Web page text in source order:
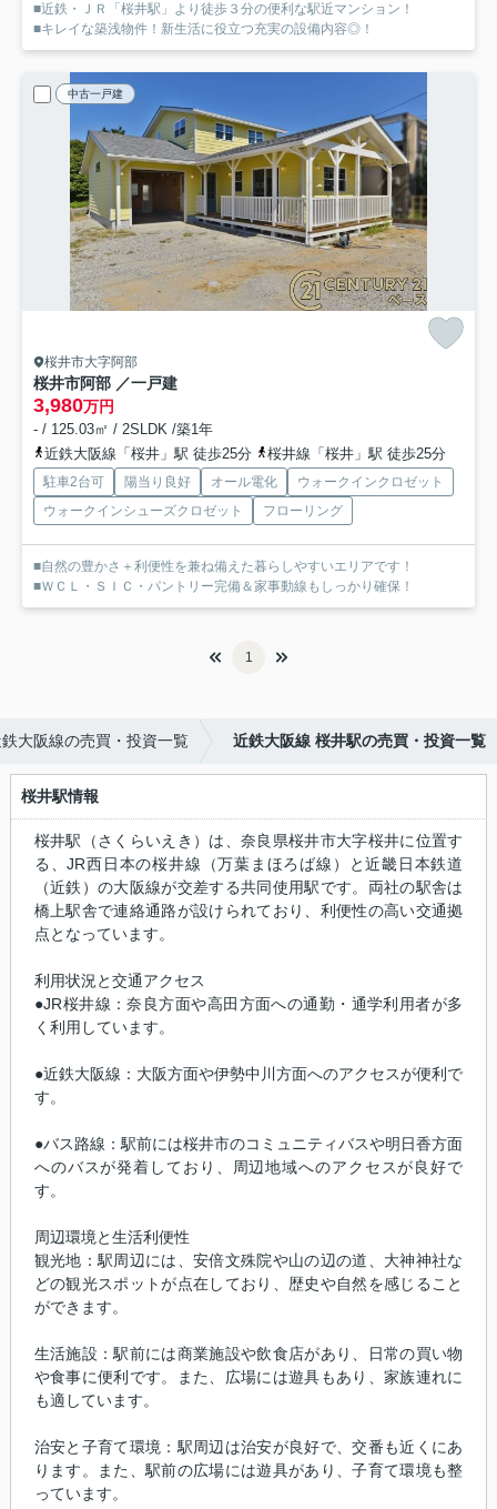
■近鉄・ＪＲ「桜井駅」より徒歩３分の便利な駅近マンション！
■キレイな築浅物件！新生活に役立つ充実の設備内容◎！
中古一戸建
桜井市大字阿部
桜井市阿部 ／一戸建
3,980万円
- / 125.03㎡ / 2SLDK /築1年
近鉄大阪線「桜井」駅 徒歩25分
桜井線「桜井」駅 徒歩25分
駐車2台可 陽当り良好 オール電化
ウォークインクロゼット
ウォークインシューズクロゼット
フローリング
■自然の豊かさ＋利便性を兼ね備えた暮らしやすいエリアです！
■ＷＣＬ・ＳＩＣ・パントリー完備＆家事動線もしっかり確保！
1
大阪線の売買・投資一覧 近鉄大阪線 桜井駅の売買・投資一覧
桜井駅情報
桜井駅（さくらいえき）は、奈良県桜井市大字桜井に位置す
る、JR西日本の桜井線（万葉まほろば線）と近畿日本鉄道
（近鉄）の大阪線が交差する共同使用駅です。両社の駅舎は
橋上駅舎で連絡通路が設けられており、利便性の高い交通拠
点となっています。
利用状況と交通アクセス
●JR桜井線：奈良方面や高田方面への通勤・通学利用者が多
く利用しています。
●近鉄大阪線：大阪方面や伊勢中川方面へのアクセスが便利で
す。
●バス路線：駅前には桜井市のコミュニティバスや明日香方面
へのバスが発着しており、周辺地域へのアクセスが良好で
す。
周辺環境と生活利便性
観光地：駅周辺には、安倍文殊院や山の辺の道、大神神社な
どの観光スポットが点在しており、歴史や自然を感じること
ができます。
生活施設：駅前には商業施設や飲食店があり、日常の買い物
や食事に便利です。また、広場には遊具もあり、家族連れに
も適しています。
治安と子育て環境：駅周辺は治安が良好で、交番も近くにあ
ります。また、駅前の広場には遊具があり、子育て環境も整
っています。